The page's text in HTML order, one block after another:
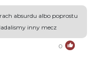
absurdu albo poprostu
inny mecz
0